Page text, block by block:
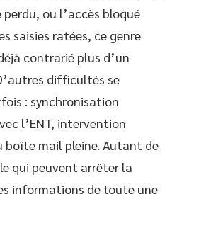
ou l’accès bloqué
saisies ratées, ce genre
contrarié plus d’un
difficultés se
: synchronisation
l’ENT, intervention
boîte mail pleine. Autant de
qui peuvent arrêter la
informations de toute une